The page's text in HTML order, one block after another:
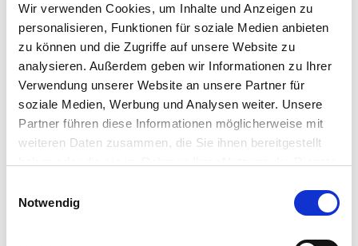
Wir verwenden Cookies, um Inhalte und Anzeigen zu
personalisieren, Funktionen für soziale Medien anbieten
zu können und die Zugriffe auf unsere Website zu
analysieren. Außerdem geben wir Informationen zu Ihrer
Verwendung unserer Website an unsere Partner für
soziale Medien, Werbung und Analysen weiter. Unsere
Partner führen diese Informationen möglicherweise mit
weiteren Daten zusammen, die Sie ihnen bereitgestellt
Impressum
Notwendig
Die Uth GmbH ist ein mittelständisches
Maschinenbauunternehmen mit Standort im
Fuldaer Münsterfeld, welches 2021 etwa 100
Angestellte und Auszubildende zählt. Anna-Maria
Uth aus der Personalabteilung erzählt im
Interview, wie die Uth GmbH durch die
Praktikumswoche ihren neuen Auszubildenden